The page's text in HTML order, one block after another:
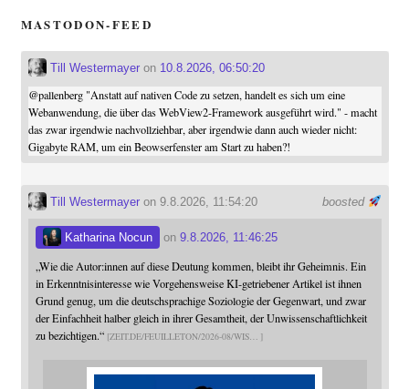
MASTODON-FEED
Till Westermayeron 10.8.2026, 06:50:20
@pallenberg"Anstatt auf nativen Code zu setzen, handelt es sich um eine
Webanwendung, die über das WebView2-Framework ausgeführt wird." - macht
das zwar irgendwie nachvollziehbar, aber irgendwie dann auch wieder nicht:
Gigabyte RAM, um ein Beowserfenster am Start zu haben?!
boosted
Till Westermayeron 9.8.2026, 11:54:20
Katharina Nocun on 9.8.2026, 11:46:25
„Wie die Autor:innen auf diese Deutung kommen, bleibt ihr Geheimnis. Ein
in Erkenntnisinteresse wie Vorgehensweise KI-getriebener Artikel ist ihnen
Grund genug, um die deutschsprachige Soziologie der Gegenwart, und zwar
der Einfachheit halber gleich in ihrer Gesamtheit, der Unwissenschaftlichkeit
zu bezichtigen.“ ZEIT.DE/FEUILLETON/2026-08/WIS